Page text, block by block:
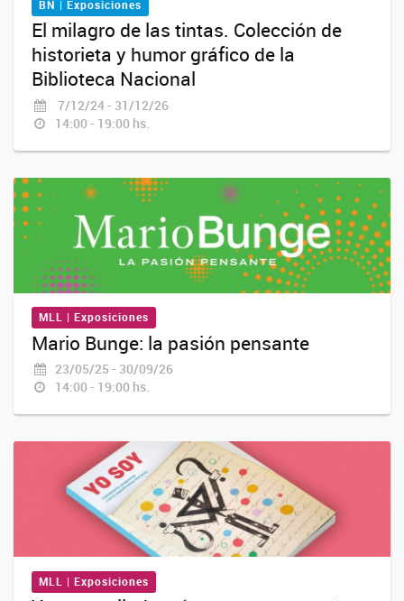
BN | Exposiciones
El milagro de las tintas. Colección de
historieta y humor gráfico de la
Biblioteca Nacional
7/12/24 - 31/12/26
14:00 - 19:00 hs.
MLL | Exposiciones
Mario Bunge: la pasión pensante
23/05/25 - 30/09/26
14:00 - 19:00 hs.
MLL | Exposiciones